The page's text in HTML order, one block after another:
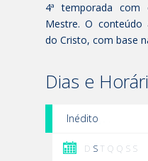
4ª temporada
Mestre. O conteúdo
do Cristo, com base
Dias e
Inédito
D S T Q Q S S